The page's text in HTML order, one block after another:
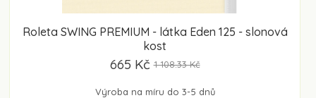
Roleta SWING PREMIUM - látka Eden 125 - slonová
kost
Výroba na míru do 3-5 dnů
665 Kč 1 108.33 Kč